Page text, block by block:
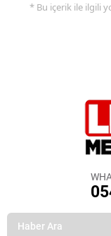
* Bu içerik ile ilgili